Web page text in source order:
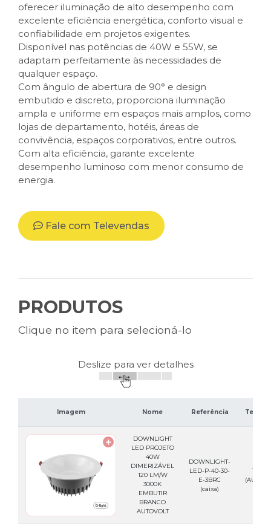
oferecer iluminação de alto desempenho com
excelente eficiência energética, conforto visual e
confiabilidade em projetos exigentes.
Disponível nas potências de 40W e 55W, se
adaptam perfeitamente às necessidades de
qualquer espaço.
Com ângulo de abertura de 90° e design
embutido e discreto, proporciona iluminação
ampla e uniforme em espaços mais amplos, como
lojas de departamento, hotéis, áreas de
convivência, espaços corporativos, entre outros.
Com alta eficiência, garante excelente
desempenho luminoso com menor consumo de
energia.
Fale com Televendas
PRODUTOS
Clique no item para selecioná-lo
Deslize para ver detalhes
Imagem Nome Referência Tensão
DOWNLIGHT
LED PROJETO
40W
DIMERIZÁVEL
120 LM/W
3000K
EMBUTIR
BRANCO
AUTOVOLT
DOWNLIGHT-
LED-P-40-30-
E-3BRC
(caixa)
100-